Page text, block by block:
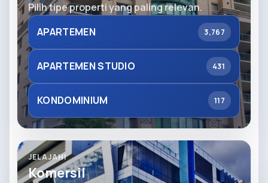
Pilih tipe properti yang paling relevan.
APARTEMEN
3,767
APARTEMEN STUDIO 431
KONDOMINIUM 117
JELAJAHI
Komersil